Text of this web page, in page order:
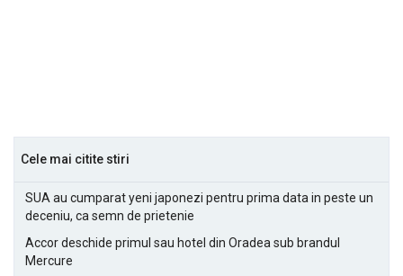
Cele mai citite stiri
SUA au cumparat yeni japonezi pentru prima data in peste un
deceniu, ca semn de prietenie
Accor deschide primul sau hotel din Oradea sub brandul
Mercure